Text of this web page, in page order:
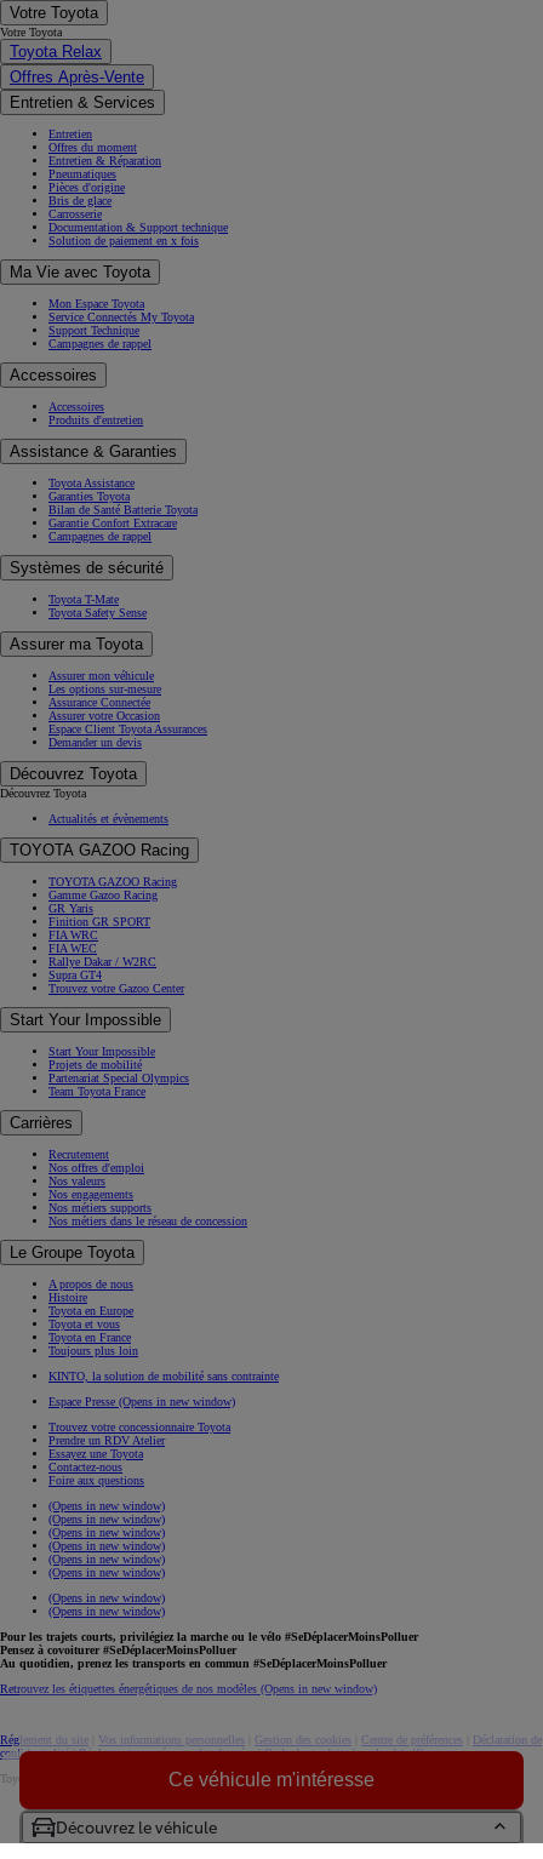
Ce véhicule m'intéresse
Découvrez le véhicule
Votre Toyota
Votre Toyota
Toyota Relax
Offres Après-Vente
Entretien & Services
Entretien
Offres du moment
Entretien & Réparation
Pneumatiques
Pièces d'origine
Bris de glace
Carrosserie
Documentation & Support technique
Solution de paiement en x fois
Ma Vie avec Toyota
Mon Espace Toyota
Service Connectés My Toyota
Support Technique
Campagnes de rappel
Accessoires
Accessoires
Produits d'entretien
Assistance & Garanties
Toyota Assistance
Garanties Toyota
Bilan de Santé Batterie Toyota
Garantie Confort Extracare
Campagnes de rappel
Systèmes de sécurité
Toyota T-Mate
Toyota Safety Sense
Assurer ma Toyota
Assurer mon véhicule
Les options sur-mesure
Assurance Connectée
Assurer votre Occasion
Espace Client Toyota Assurances
Demander un devis
Découvrez Toyota
Découvrez Toyota
Actualités et évènements
TOYOTA GAZOO Racing
TOYOTA GAZOO Racing
Gamme Gazoo Racing
GR Yaris
Finition GR SPORT
FIA WRC
FIA WEC
Rallye Dakar / W2RC
Supra GT4
Trouvez votre Gazoo Center
Start Your Impossible
Start Your Impossible
Projets de mobilité
Partenariat Special Olympics
Team Toyota France
Carrières
Recrutement
Nos offres d'emploi
Nos valeurs
Nos engagements
Nos métiers supports
Nos métiers dans le réseau de concession
Le Groupe Toyota
A propos de nous
Histoire
Toyota en Europe
Toyota et vous
Toyota en France
Toujours plus loin
KINTO, la solution de mobilité sans contrainte
Espace Presse (Opens in new window)
Trouvez votre concessionnaire Toyota
Prendre un RDV Atelier
Essayez une Toyota
Contactez-nous
Foire aux questions
(Opens in new window)
(Opens in new window)
(Opens in new window)
(Opens in new window)
(Opens in new window)
(Opens in new window)
(Opens in new window)
(Opens in new window)
Pour les trajets courts, privilégiez la marche ou le vélo #SeDéplacerMoinsPolluer
Pensez à covoiturer #SeDéplacerMoinsPolluer
Au quotidien, prenez les transports en commun #SeDéplacerMoinsPolluer
Retrouvez les étiquettes énergétiques de nos modèles (Opens in new window)
Réglement du site Vos informations personnelles Gestion des cookies Centre de préférences
Déclaration de
confidentialité|Règlement européen sur les données|Code de conduitedownload (pdf(
Toyota. Tous droits réservés. © 2026
Accessibilité : non conforme